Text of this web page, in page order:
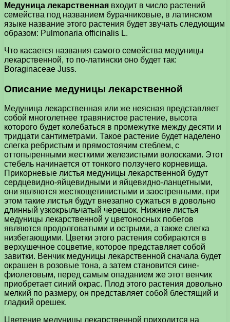
Медуница лекарственная входит в число растений
семейства под названием бурачниковые, в латинском
языке название этого растения будет звучать следующим
образом: Pulmonaria officinalis L.
Что касается названия самого семейства медуницы
лекарственной, то по-латински оно будет так:
Boraginaceae Juss.
Описание медуницы лекарственной
Медуница лекарственная или же неясная представляет
собой многолетнее травянистое растение, высота
которого будет колебаться в промежутке между десяти и
тридцати сантиметрами. Такое растение будет наделено
слегка ребристым и прямостоячим стеблем, с
оттопыренными жесткими железистыми волосками. Этот
стебель начинается от тонкого ползучего корневища.
Прикорневые листья медуницы лекарственной будут
сердцевидно-яйцевидными и яйцевидно-ланцетными,
они являются жесткощетинистыми и заостренными, при
этом такие листья будут внезапно сужаться в довольно
длинный узкокрыльчатый черешок. Нижние листья
медуницы лекарственной у цветоносных побегов
являются продолговатыми и острыми, а также слегка
низбегающими. Цветки этого растения собираются в
верхушечное соцветие, которое представляет собой
завитки. Венчик медуницы лекарственной сначала будет
окрашен в розовые тона, а затем становится сине-
фиолетовым, перед самым опаданием же этот венчик
приобретает синий окрас. Плод этого растения довольно
мелкий по размеру, он представляет собой блестящий и
гладкий орешек.
Цветение медуницы лекарственной приходится на